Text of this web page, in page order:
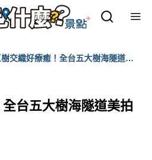
樹交織好療癒！全台五大樹海隧道美
台五大樹海隧道美拍